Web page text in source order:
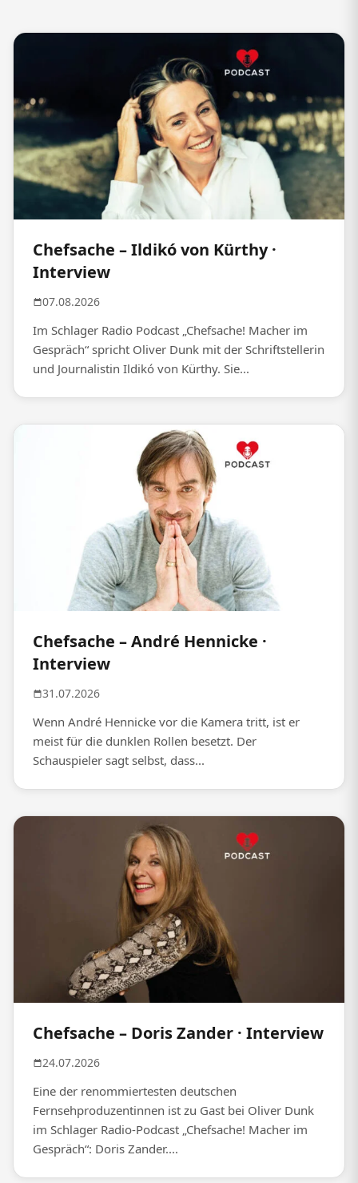
Chefsache – Ildikó von Kürthy ·
Interview
07.08.2026
Im Schlager Radio Podcast „Chefsache! Macher im
Gespräch“ spricht Oliver Dunk mit der Schriftstellerin
und Journalistin Ildikó von Kürthy. Sie...
Chefsache – André Hennicke ·
Interview
31.07.2026
Wenn André Hennicke vor die Kamera tritt, ist er
meist für die dunklen Rollen besetzt. Der
Schauspieler sagt selbst, dass...
Chefsache – Doris Zander · Interview
24.07.2026
Eine der renommiertesten deutschen
Fernsehproduzentinnen ist zu Gast bei Oliver Dunk
im Schlager Radio-Podcast „Chefsache! Macher im
Gespräch“: Doris Zander....